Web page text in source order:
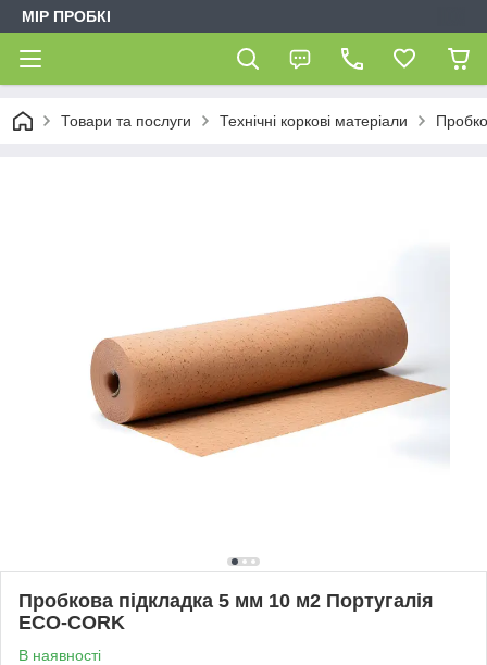
МІР ПРОБКІ
Товари та послуги Технічні коркові матеріали
Пробкова підкладка 5 мм 10 м2 Португалія
ECO-CORK
В наявності